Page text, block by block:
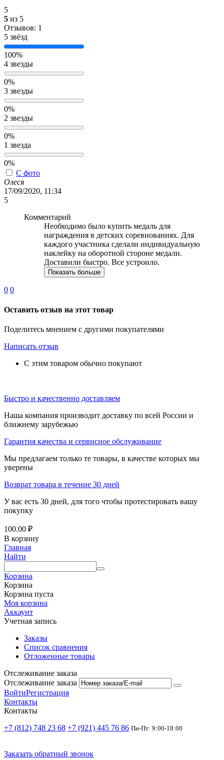
5
5 из 5
Отзывов: 1
5 звёзд
100%
4 звезды
0%
3 звезды
0%
2 звезды
0%
1 звезда
0%
С фото
Олеся
17/09/2020, 11:34
5
Комментарий
Необходимо было купить медаль для
награждения в детских соревнованиях. Для
каждого участника сделали индивидуальную
наклейку на оборотной стороне медали.
Доставили быстро. Все устроило.
Показать больше
0 0
Оставить отзыв на этот товар
Поделитесь мнением с другими покупателями
Написать отзыв
С этим товаром обычно покупают
Быстро и качественно доставляем
Наша компания производит доставку по всей России и
ближнему зарубежью
Гарантия качества и сервисное обслуживание
Мы предлагаем только те товары, в качестве которых мы
уверены
Возврат товара в течение 30 дней
У вас есть 30 дней, для того чтобы протестировать вашу
покупку
100.00 ₽
В корзину
Главная
Найти
Корзина
Корзина
Корзина пуста
Моя корзина
Аккаунт
Учетная запись
Заказы
Список сравнения
Отложенные товары
Отслеживание заказа
Отслеживание заказа
ВойтиРегистрация
Контакты
Контакты
+7 (812) 748 23 68 +7 (921) 445 76 86 Пн-Пт: 9:00-18:00
Заказать обратный звонок